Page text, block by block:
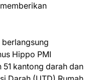
Hippo PMI
kantong darah dan